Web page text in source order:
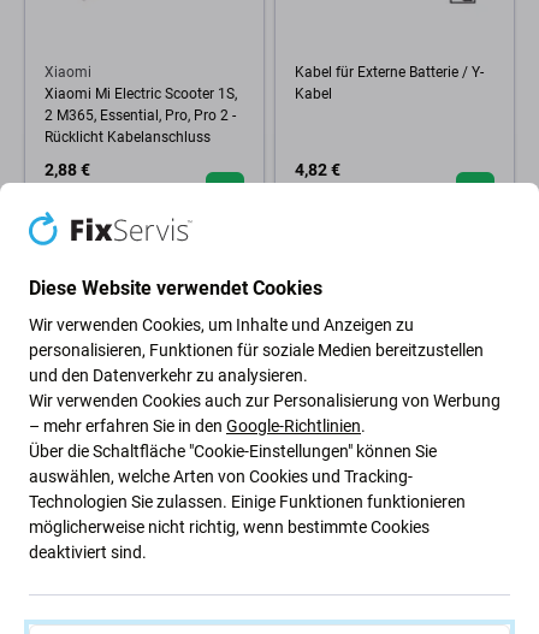
Xiaomi
Xiaomi Mi Electric Scooter 1S,
2 M365, Essential, Pro, Pro 2 -
Rücklicht Kabelanschluss
2,88 €
Kabel für Externe Batterie / Y-
Kabel
4,82 €
Wir optimieren ständig unseren CO2-Fußabdruck, um
Diese Website verwendet Cookies
Wir verwenden Cookies, um Inhalte und Anzeigen zu
personalisieren, Funktionen für soziale Medien bereitzustellen
und den Datenverkehr zu analysieren.
Wir verwenden Cookies auch zur Personalisierung von Werbung
– mehr erfahren Sie in den Google-Richtlinien.
Über die Schaltfläche "Cookie-Einstellungen" können Sie
auswählen, welche Arten von Cookies und Tracking-
Technologien Sie zulassen. Einige Funktionen funktionieren
möglicherweise nicht richtig, wenn bestimmte Cookies
deaktiviert sind.